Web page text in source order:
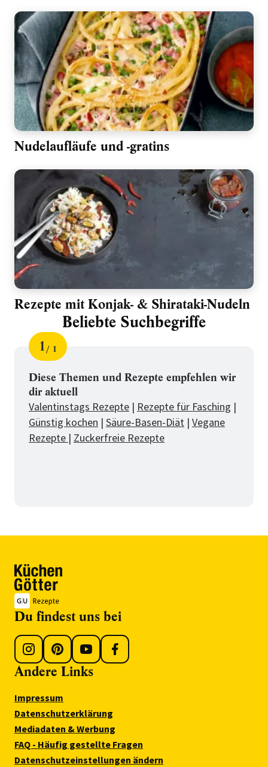
Nudelaufläufe und -gratins
Rezepte mit Konjak- & Shirataki-Nudeln
Beliebte Suchbegriffe
Schritt
1
von
1
für
Beliebte
Suchbegriffe
Diese Themen und Rezepte empfehlen wir
dir aktuell
Valentinstags Rezepte | Rezepte für Fasching |
Günstig kochen | Säure-Basen-Diät | Vegane
Rezepte | Zuckerfreie Rezepte
Du findest uns bei
Andere Links
Impressum
Datenschutzerklärung
Mediadaten & Werbung
FAQ - Häufig gestellte Fragen
Datenschutzeinstellungen ändern